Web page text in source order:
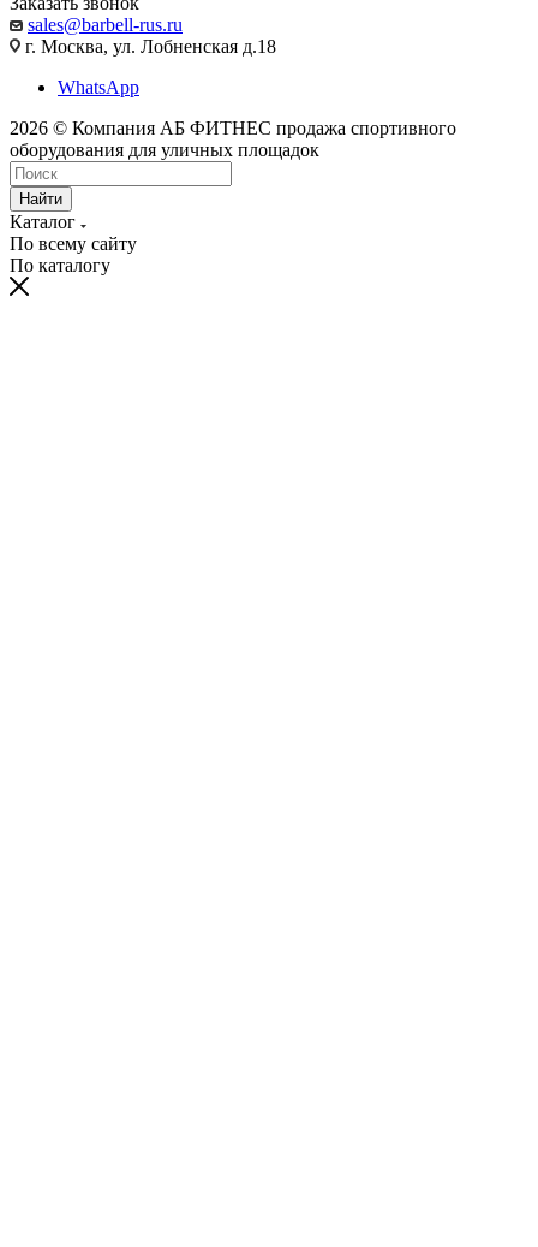
sales@barbell-rus.ru
г. Москва, ул. Лобненская д.18
WhatsApp
2026 © Компания АБ ФИТНЕС продажа спортивного
оборудования для уличных площадок
Найти
Каталог
По всему сайту
По каталогу